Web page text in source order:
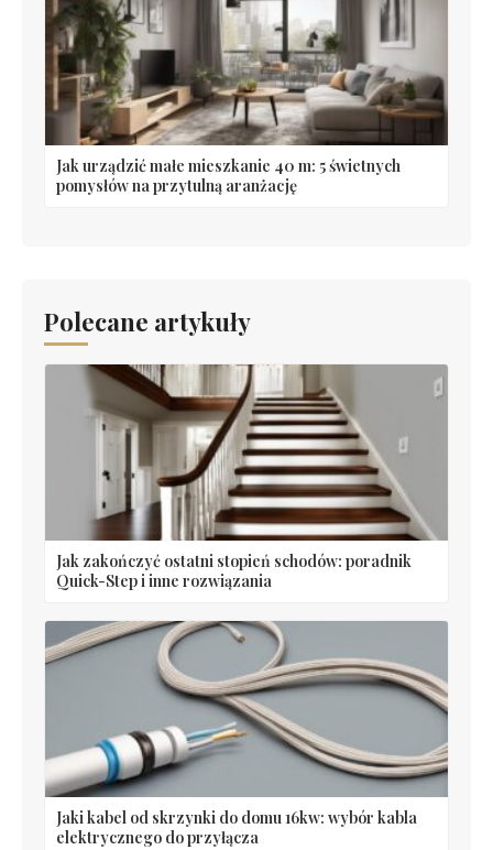
Jak urządzić małe mieszkanie 40 m: 5 świetnych
pomysłów na przytulną aranżację
Polecane artykuły
Jak zakończyć ostatni stopień schodów: poradnik
Quick-Step i inne rozwiązania
Jaki kabel od skrzynki do domu 16kw: wybór kabla
elektrycznego do przyłącza